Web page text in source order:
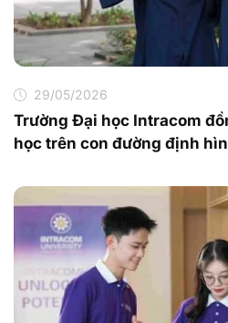
29/05/2026
Trường Đại học Intracom
học trên con đường định